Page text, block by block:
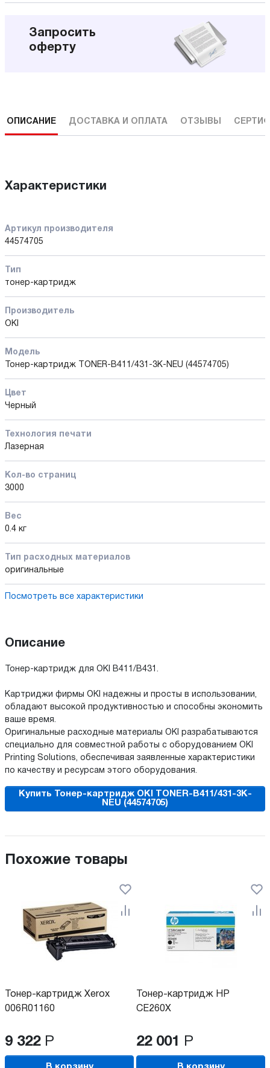
Запросить
оферту
ОПИСАНИЕ ДОСТАВКА И ОПЛАТА ОТЗЫВЫ
Характеристики
Артикул производителя
44574705
Тип
тонер-картридж
Производитель
OKI
Модель
Тонер-картридж TONER-B411/431-3K-NEU (44574705)
Цвет
Черный
Технология печати
Лазерная
Кол-во страниц
3000
Вес
0.4 кг
Тип расходных материалов
оригинальные
Посмотреть все характеристики
Описание
Тонер-картридж для OKI B411/B431.
Картриджи фирмы OKI надежны и просты в использовании,
обладают высокой продуктивностью и способны экономить
ваше время.
Оригинальные расходные материалы OKI разрабатываются
специально для совместной работы с оборудованием OKI
Printing Solutions, обеспечивая заявленные характеристики
по качеству и ресурсам этого оборудования.
Купить Тонер-картридж OKI TONER-B411/431-3K-
NEU (44574705)
Похожие товары
Тонер-картридж Xerox
006R01160
9 322 Р
Тонер-картридж HP
CE260X
22 001 Р